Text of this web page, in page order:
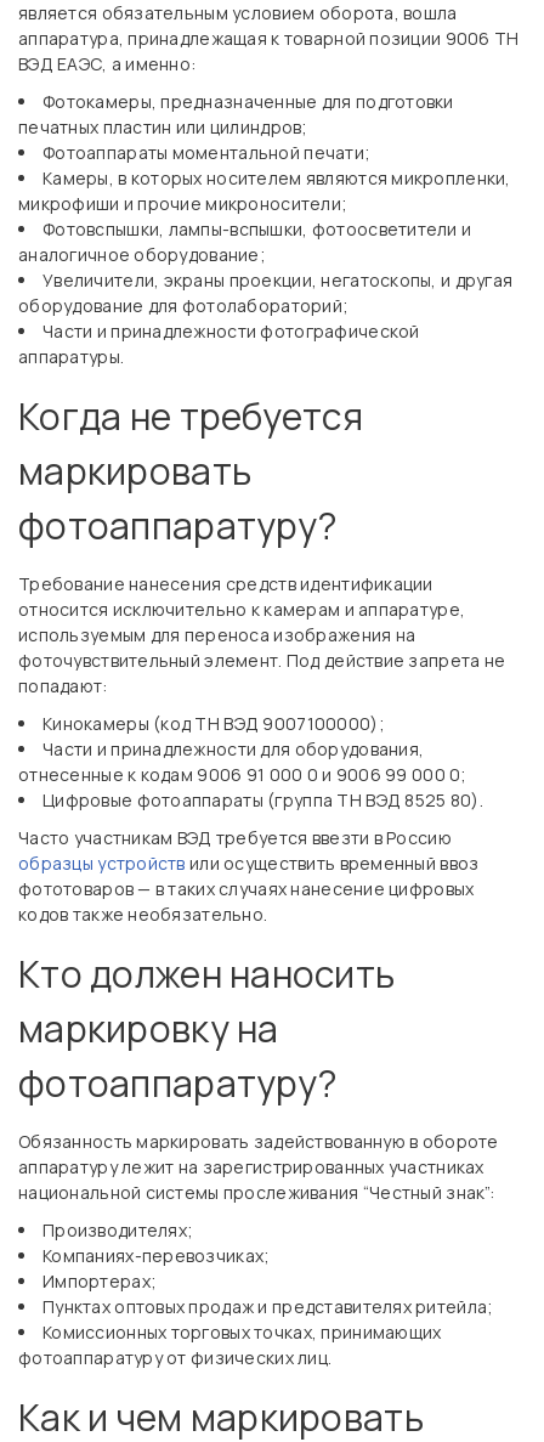
является обязательным условием оборота, вошла
аппаратура, принадлежащая к товарной позиции 9006 ТН
ВЭД ЕАЭС, а именно:
Фотокамеры, предназначенные для подготовки
печатных пластин или цилиндров;
Фотоаппараты моментальной печати;
Камеры, в которых носителем являются микропленки,
микрофиши и прочие микроносители;
Фотовспышки, лампы-вспышки, фотоосветители и
аналогичное оборудование;
Увеличители, экраны проекции, негатоскопы, и другая
оборудование для фотолабораторий;
Части и принадлежности фотографической
аппаратуры.
Когда не требуется
маркировать
фотоаппаратуру?
Требование нанесения средств идентификации
относится исключительно к камерам и аппаратуре,
используемым для переноса изображения на
фоточувствительный элемент. Под действие запрета не
попадают:
Кинокамеры (код ТН ВЭД 9007100000);
Части и принадлежности для оборудования,
отнесенные к кодам 9006 91 000 0 и 9006 99 000 0;
Цифровые фотоаппараты (группа ТН ВЭД 8525 80).
Часто участникам ВЭД требуется ввезти в Россию
образцы устройств или осуществить временный ввоз
фототоваров — в таких случаях нанесение цифровых
кодов также необязательно.
Кто должен наносить
маркировку на
фотоаппаратуру?
Обязанность маркировать задействованную в обороте
аппаратуру лежит на зарегистрированных участниках
национальной системы прослеживания “Честный знак”:
Производителях;
Компаниях-перевозчиках;
Импортерах;
Пунктах оптовых продаж и представителях ритейла;
Комиссионных торговых точках, принимающих
фотоаппаратуру от физических лиц.
Как и чем маркировать